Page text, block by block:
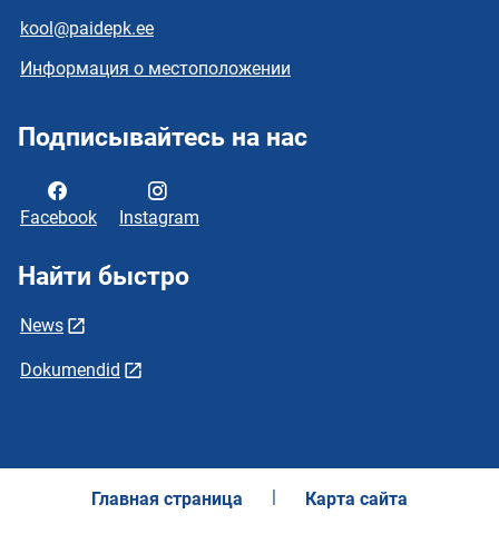
kool@paidepk.ee
Информация о местоположении
Подписывайтесь на нас
Facebook Instagram
Найти быстро
News
Dokumendid
Главная страница Карта сайта